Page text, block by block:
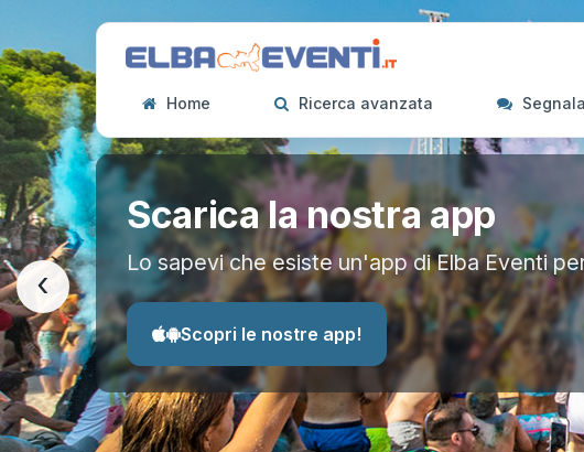
Home Ricerca avanzata
Scarica la nostra app
Lo sapevi che esiste un'app di Elba Eventi
Scopri le nostre app!
‹